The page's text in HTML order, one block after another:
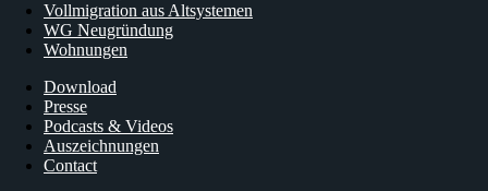
Vollmigration aus Altsystemen
WG Neugründung
Wohnungen
Download
Presse
Podcasts & Videos
Auszeichnungen
Contact